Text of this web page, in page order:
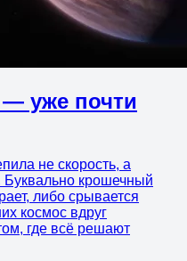
уже почти
не скорость, а
Буквально крошечный
либо срывается
космос вдруг
где всё решают